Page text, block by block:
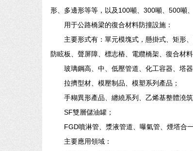
形、多邊形等等，以及100噸、300噸、500噸
用于公路橋梁的復合材料防撞設施：
主要形式有：單元模塊式，懸掛式、矩形
防眩板、聲屏障、標志樁、電纜橋架、復合材料
玻璃鋼高、中、低壓管道、化工容器、塔器
拉擠型材、模壓制品、模塑系列產品；
手糊異形產品、纏繞系列、乙烯基整體澆
SF雙層儲油罐；
FGD噴淋管、漿液管道、曝氣管、煙塔合
主要應用領域：